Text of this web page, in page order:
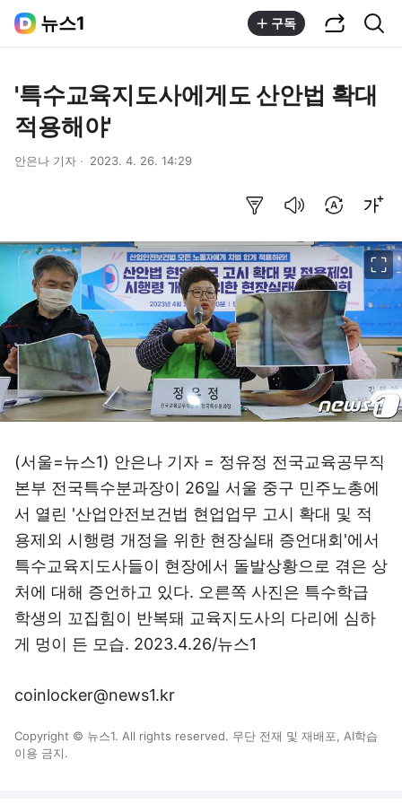
뉴스1 구독
'특수교육지도사에게도 산안법 확대
적용해야'
안은나 기자 2023. 4. 26. 14:29
(서울=뉴스1) 안은나 기자 = 정유정 전국교육공무직
본부 전국특수분과장이 26일 서울 중구 민주노총에
서 열린 '산업안전보건법 현업업무 고시 확대 및 적
용제외 시행령 개정을 위한 현장실태 증언대회'에서
특수교육지도사들이 현장에서 돌발상황으로 겪은 상
처에 대해 증언하고 있다. 오른쪽 사진은 특수학급
학생의 꼬집힘이 반복돼 교육지도사의 다리에 심하
게 멍이 든 모습. 2023.4.26/뉴스1
coinlocker@news1.kr
Copyright © 뉴스1. All rights reserved. 무단 전재 및 재배포, AI학습
이용 금지.